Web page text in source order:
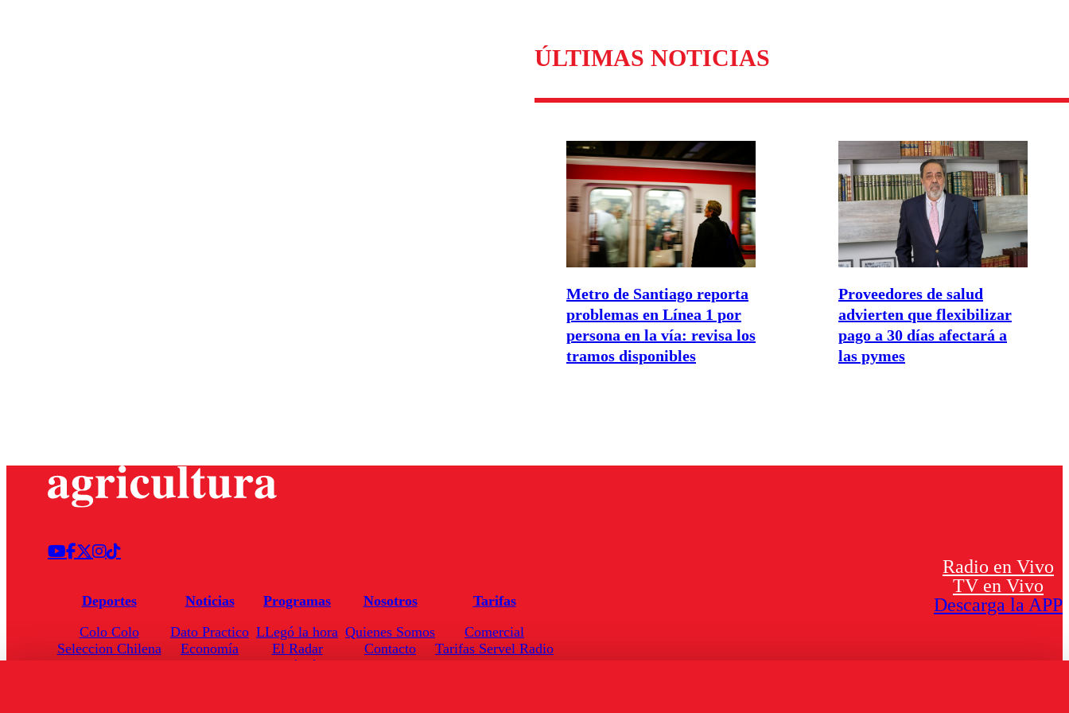
ÚLTIMAS NOTICIAS
Metro de Santiago reporta
problemas en Línea 1 por
persona en la vía: revisa los
tramos disponibles
Proveedores de salud
advierten que flexibilizar
pago a 30 días afectará a
las pymes
Deportes
Colo Colo
Seleccion Chilena
Noticias
Dato Practico
Economía
Programas
LLegó la hora
El Radar
Enfoqué Público
Nosotros
Quienes Somos
Contacto
Tarifas
Comercial
Tarifas Servel Radio
Radio en Vivo
TV en Vivo
Descarga la APP